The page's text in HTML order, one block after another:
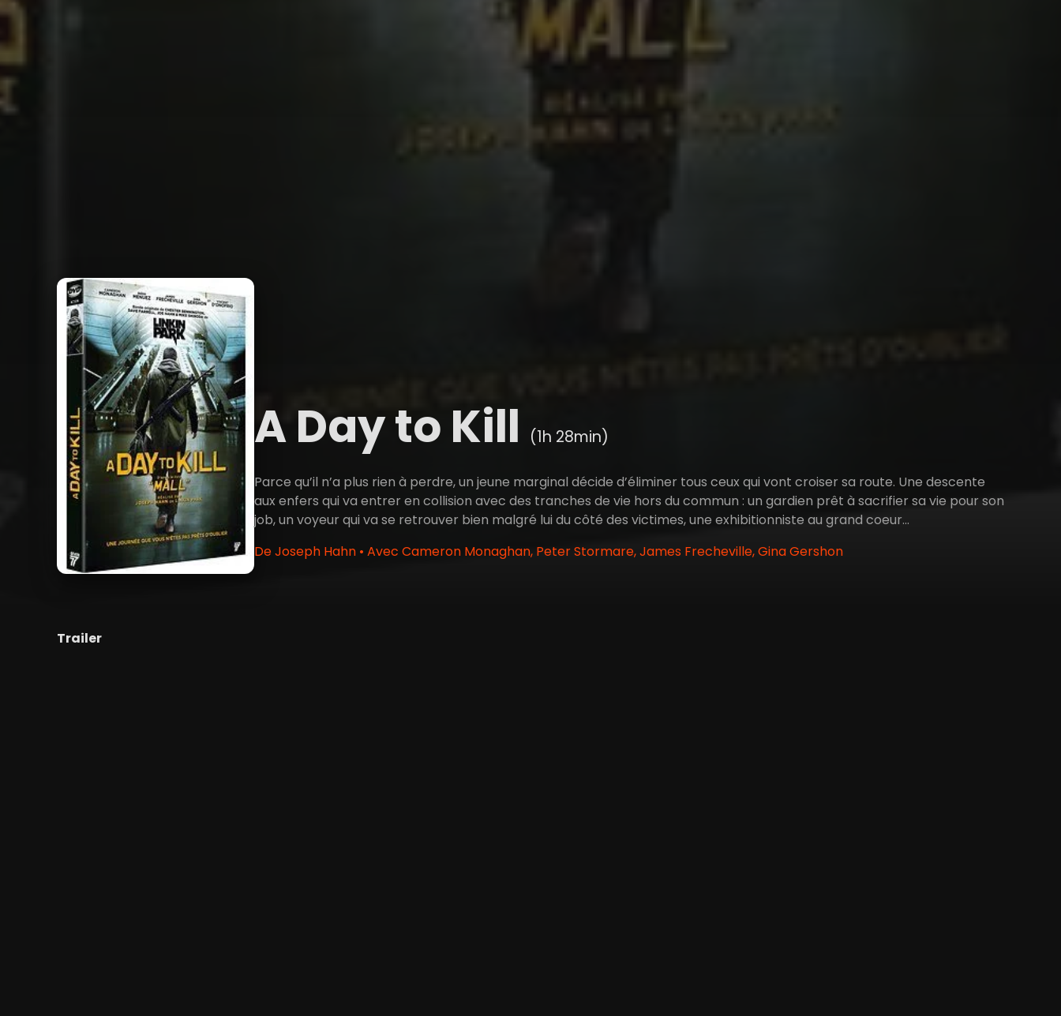
A Day to Kill (1h 28min)
Parce qu’il n’a plus rien à perdre, un jeune marginal décide d’éliminer tous ceux qui vont croiser sa route. Une descente
aux enfers qui va entrer en collision avec des tranches de vie hors du commun : un gardien prêt à sacrifier sa vie pour son
job, un voyeur qui va se retrouver bien malgré lui du côté des victimes, une exhibitionniste au grand coeur…
De Joseph Hahn • Avec Cameron Monaghan, Peter Stormare, James Frecheville, Gina Gershon
Trailer